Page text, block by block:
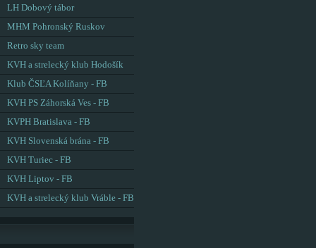
LH Dobový tábor
MHM Pohronský Ruskov
Retro sky team
KVH a strelecký klub Hodošík
Klub ČSĽA Kolíňany - FB
KVH PS Záhorská Ves - FB
KVPH Bratislava - FB
KVH Slovenská brána - FB
KVH Turiec - FB
KVH Liptov - FB
KVH a strelecký klub Vráble - FB